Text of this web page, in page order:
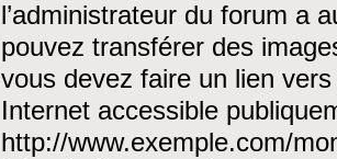
l’administrateur du forum a
pouvez transférer des
vous devez faire un lien
Internet accessible
http://www.exemple.com/